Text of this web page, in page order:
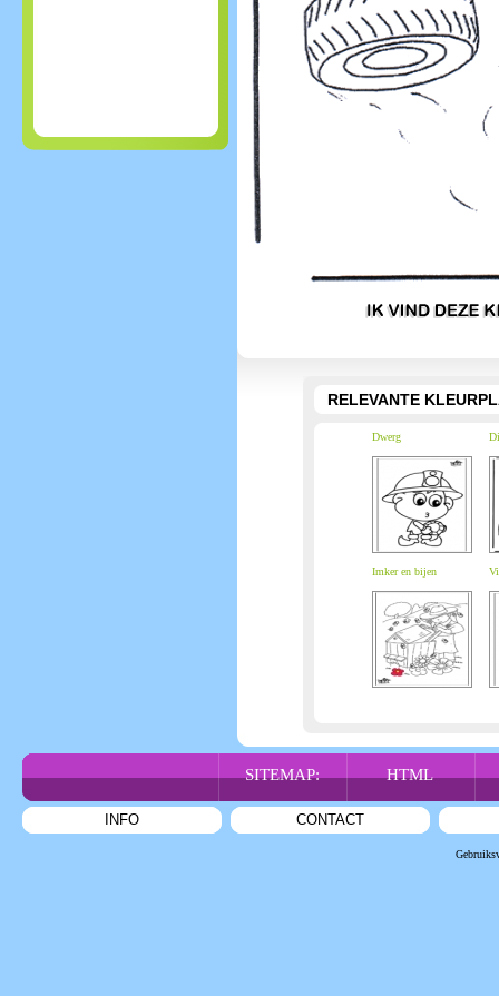
RELEVANTE
Dwerg
Imker en bijen
SITEMAP: HTML
INFO CONTACT